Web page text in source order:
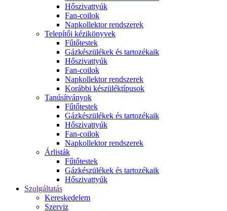
Hőszivattyúk
Fan-coilok
Napkollektor rendszerek
Telepítői kézikönyvek
Fűtőtestek
Gázkészülékek és tartozékaik
Hőszivattyúk
Fan-coilok
Napkollektor rendszerek
Korábbi készüléktípusok
Tanúsítványok
Fűtőtestek
Gázkészülékek és tartozékaik
Hőszivattyúk
Fan-coilok
Napkollektor rendszerek
Árlisták
Fűtőtestek
Gázkészülékek és tartozékaik
Hőszivattyúk
Szolgáltatás
Kereskedelem
Szerviz